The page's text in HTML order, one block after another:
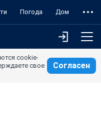
Погода Дом
cookie-
свое
Согласен